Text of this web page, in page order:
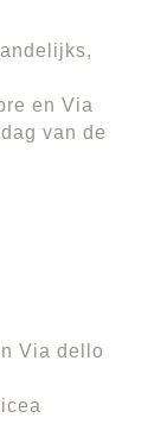
en Via
van de
Via dello